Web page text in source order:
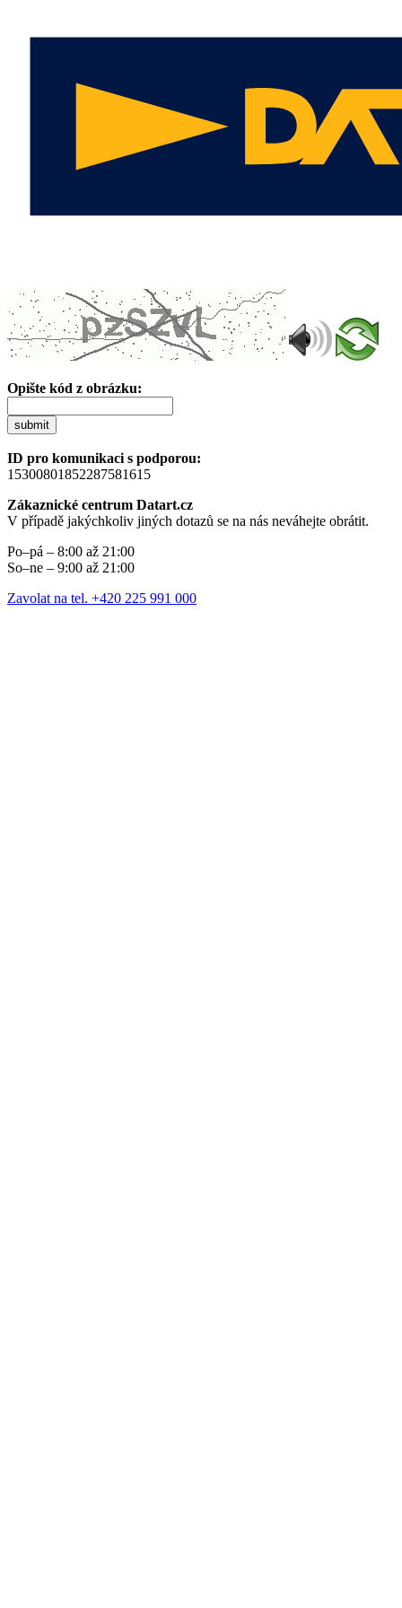
Opište kód z obrázku:
submit
ID pro komunikaci s podporou:
15300801852287581615
Zákaznické centrum Datart.cz
V případě jakýchkoliv jiných dotazů se na nás neváhejte obrátit.
Po–pá – 8:00 až 21:00
So–ne – 9:00 až 21:00
Zavolat na tel. +420 225 991 000